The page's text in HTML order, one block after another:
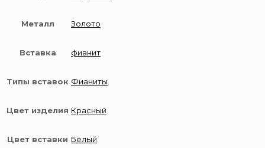
Металл Золото
Вставка фианит
Типы вставок Фианиты
Цвет изделия Красный
Цвет вставки Белый